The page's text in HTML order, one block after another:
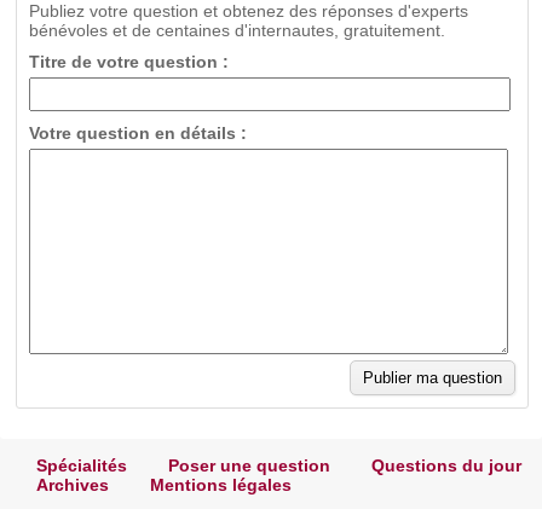
Publiez votre question et obtenez des réponses d'experts
bénévoles et de centaines d'internautes, gratuitement.
Titre de votre question :
Votre question en détails :
Spécialités Poser une question
Questions du jour
Archives
Mentions légales